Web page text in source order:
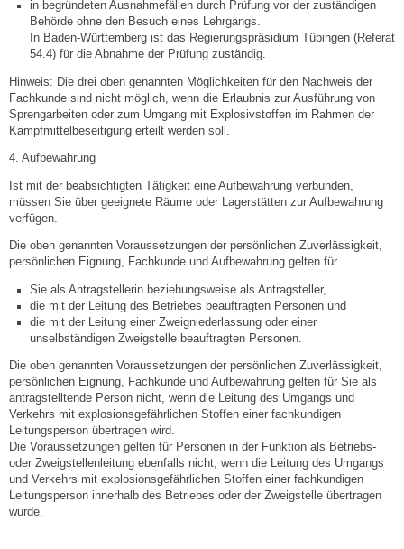
Jugend in Löchgau
Skating-/Streetballanlage
Jugendhaus
Vereine
Selbsteintrag
Nagelmuseum
Kunst im Ort
Dorfrundgang
Kunst- und Kulturkreis
Freibad
Gaststätten
in begründeten Ausnahmefällen durch Prüfung vor der zuständigen
Behörde ohne den Besuch eines Lehrgangs.
In Baden-Württemberg ist das Regierungspräsidium Tübingen (Referat
54.4) für die Abnahme der Prüfung zuständig.
Hinweis: Die drei oben genannten Möglichkeiten für den Nachweis der
Fachkunde sind nicht möglich, wenn die Erlaubnis zur Ausführung von
Sprengarbeiten oder zum Umgang mit Explosivstoffen im Rahmen der
Kampfmittelbeseitigung erteilt werden soll.
4. Aufbewahrung
Ist mit der beabsichtigten Tätigkeit eine Aufbewahrung verbunden,
müssen Sie über geeignete Räume oder Lagerstätten zur Aufbewahrung
verfügen.
Die oben genannten Voraussetzungen der persönlichen Zuverlässigkeit,
persönlichen Eignung, Fachkunde und Aufbewahrung gelten für
Sie als Antragstellerin beziehungsweise als Antragsteller,
die mit der Leitung des Betriebes beauftragten Personen und
die mit der Leitung einer Zweigniederlassung oder einer
unselbständigen Zweigstelle beauftragten Personen.
Die oben genannten Voraussetzungen der persönlichen Zuverlässigkeit,
persönlichen Eignung, Fachkunde und Aufbewahrung gelten für Sie als
antragstelltende Person nicht, wenn die Leitung des Umgangs und
Verkehrs mit explosionsgefährlichen Stoffen einer fachkundigen
Leitungsperson übertragen wird.
Die Voraussetzungen gelten für Personen in der Funktion als Betriebs-
oder Zweigstellenleitung ebenfalls nicht, wenn die Leitung des Umgangs
und Verkehrs mit explosionsgefährlichen Stoffen einer fachkundigen
Leitungsperson innerhalb des Betriebes oder der Zweigstelle übertragen
wurde.